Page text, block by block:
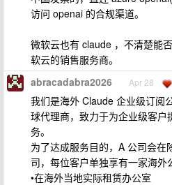
访问 openai 的合规渠道。
微软云也有 claude ，不清楚能
软云的销售服务商。
abracadabra2026 Apr 28
我们是海外 Claude 企业级订阅
球代理商，致力于为企业级客
务。
为了达成服务目的，A 公司会
司，每位客户单独享有一家海外
•在海外当地实际租赁办公室